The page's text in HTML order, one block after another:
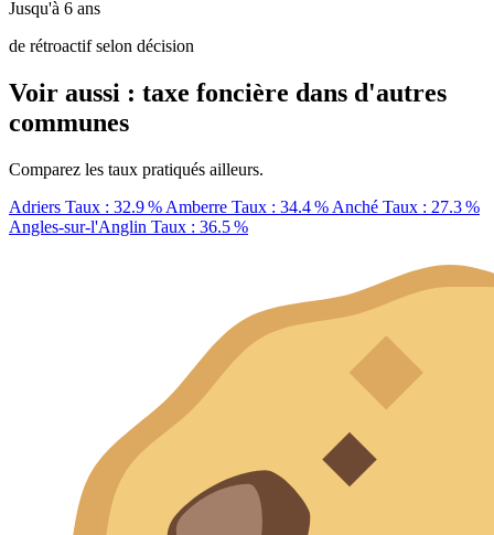
Jusqu'à 6 ans
de rétroactif selon décision
Voir aussi : taxe foncière dans d'autres
communes
Comparez les taux pratiqués ailleurs.
Adriers Taux : 32.9 % Amberre Taux : 34.4 % Anché Taux : 27.3 %
Angles-sur-l'Anglin Taux : 36.5 %